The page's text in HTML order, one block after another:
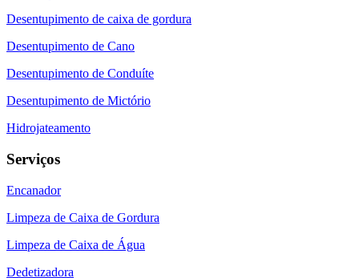
Desentupimento de caixa de gordura
Desentupimento de Cano
Desentupimento de Conduíte
Desentupimento de Mictório
Hidrojateamento
Serviços
Encanador
Limpeza de Caixa de Gordura
Limpeza de Caixa de Água
Dedetizadora